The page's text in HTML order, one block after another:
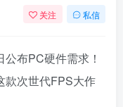
关注 私信
布PC硬件需求！
款次世代FPS大作